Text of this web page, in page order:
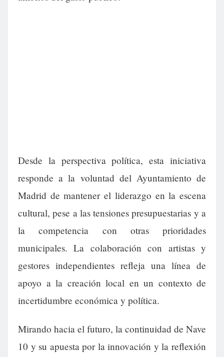
Desde la perspectiva política, esta iniciativa
responde a la voluntad del Ayuntamiento de
Madrid de mantener el liderazgo en la escena
cultural, pese a las tensiones presupuestarias y a
la competencia con otras prioridades
municipales. La colaboración con artistas y
gestores independientes refleja una línea de
apoyo a la creación local en un contexto de
incertidumbre económica y política.
Mirando hacia el futuro, la continuidad de Nave
10 y su apuesta por la innovación y la reflexión